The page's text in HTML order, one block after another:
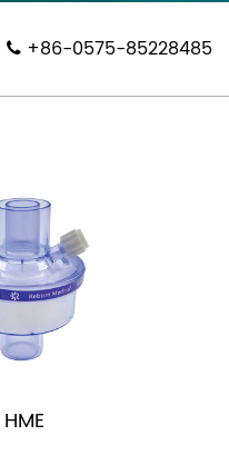
+86-0575-85228485
HME